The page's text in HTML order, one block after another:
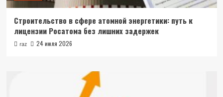
Строительство в сфере атомной энергетики: путь к
лицензии Росатома без лишних задержек
raz 24 июля 2026